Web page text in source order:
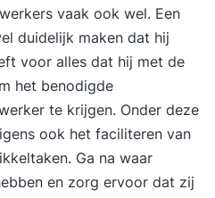
vaak ook wel. Een
duidelijk maken dat hij
voor alles dat hij met de
het benodigde
te krijgen. Onder deze
ook het faciliteren van
Ga na waar
en zorg ervoor dat zij